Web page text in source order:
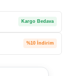
Kargo Bedava
%10 İndirim